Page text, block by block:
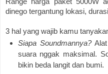
dinego tergantung lokasi,
3 hal yang wajib kamu
Siapa Soundmannya?Alat
suara nggak maksimal.
bikin beda langit dan bumi.